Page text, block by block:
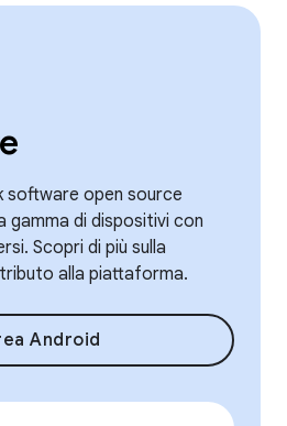
software open source
gamma di dispositivi con
Scopri di più sulla
alla piattaforma.
Android